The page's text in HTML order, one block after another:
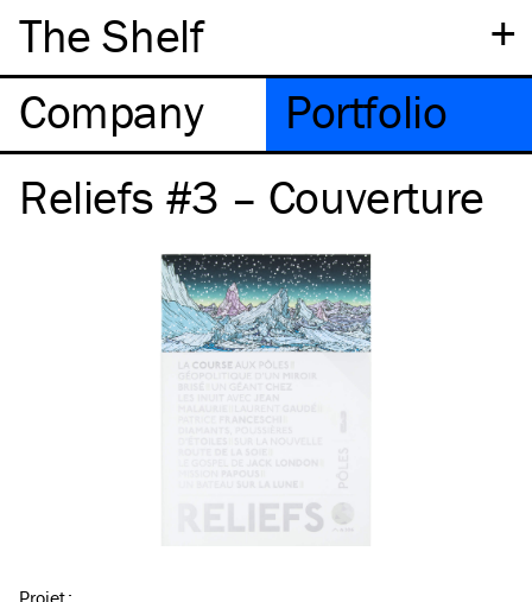
+
The Shelf
Company
Portfolio
Reliefs #3 – Couverture
Projet: